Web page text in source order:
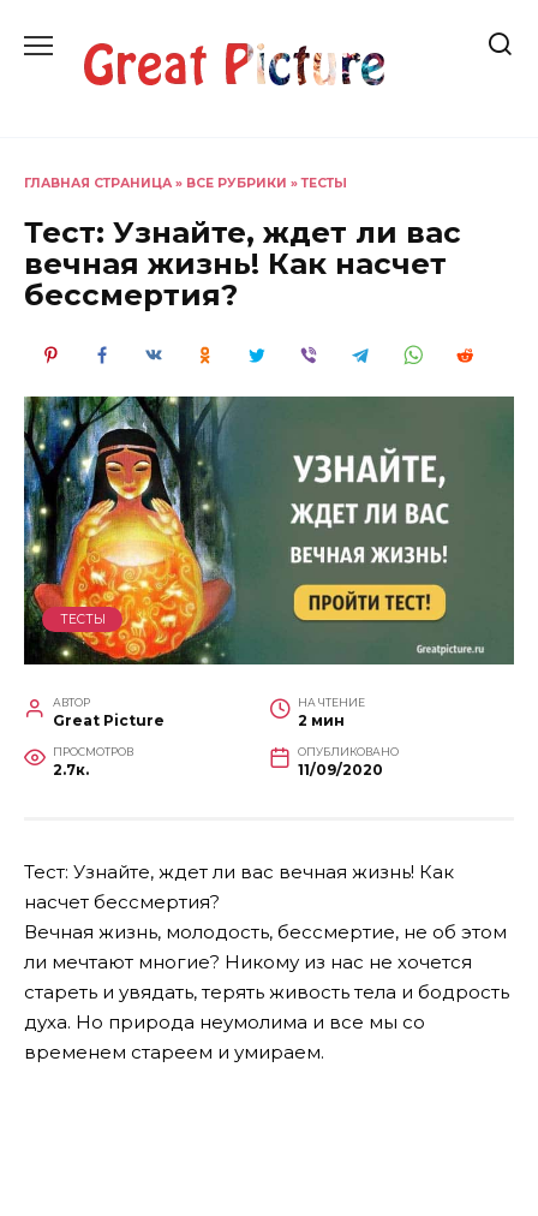
содержанию
ГЛАВНАЯ СТРАНИЦА » ВСЕ РУБРИКИ »ТЕСТЫ
Тест: Узнайте, ждет ли вас
вечная жизнь! Как насчет
бессмертия?
ТЕСТЫ
АВТОР
Great Picture
НА ЧТЕНИЕ
2 мин
ПРОСМОТРОВ
2.7к.
ОПУБЛИКОВАНО
11/09/2020
Тест: Узнайте, ждет ли вас вечная жизнь! Как
насчет бессмертия?
Вечная жизнь, молодость, бессмертие, не об этом
ли мечтают многие? Никому из нас не хочется
стареть и увядать, терять живость тела и бодрость
духа. Но природа неумолима и все мы со
временем стареем и умираем.